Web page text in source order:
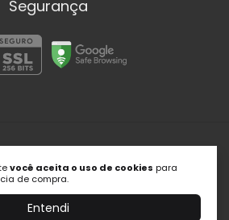
você aceita o uso de cookies para
de compra.
Entendi
Segurança
Portal Psic
em Psicologia - 27509145000179.
os direitos reservados.